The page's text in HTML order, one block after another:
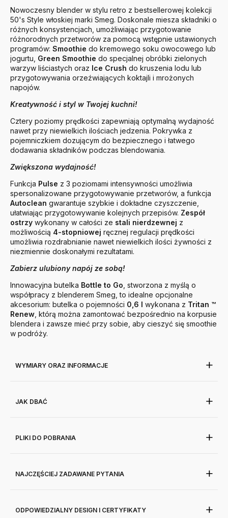
Nowoczesny blender w stylu retro z bestsellerowej kolekcji
50's Style włoskiej marki Smeg. Doskonale miesza składniki o
różnych konsystencjach, umożliwiając przygotowanie
różnorodnych przetworów za pomocą wstępnie ustawionych
programów: Smoothie do kremowego soku owocowego lub
jogurtu, Green Smoothie do specjalnej obróbki zielonych
warzyw liściastych oraz Ice Crush do kruszenia lodu lub
przygotowywania orzeźwiających koktajli i mrożonych
napojów.
Kreatywność i styl w Twojej kuchni!
Cztery poziomy prędkości zapewniają optymalną wydajność
nawet przy niewielkich ilościach jedzenia. Pokrywka z
pojemniczkiem dozującym do bezpiecznego i łatwego
dodawania składników podczas blendowania.
Zwiększona wydajność!
Funkcja Pulse z 3 poziomami intensywności umożliwia
spersonalizowane przygotowywanie przetworów, a funkcja
Autoclean gwarantuje szybkie i dokładne czyszczenie,
ułatwiając przygotowywanie kolejnych przepisów. Zespół
ostrzy wykonany w całości ze stali nierdzewnej z
możliwością 4-stopniowej ręcznej regulacji prędkości
umożliwia rozdrabnianie nawet niewielkich ilości żywności z
niezmiennie doskonałymi rezultatami.
Zabierz ulubiony napój ze sobą!
Innowacyjna butelka Bottle to Go , stworzona z myślą o
współpracy z blenderem Smeg, to idealne opcjonalne
akcesorium: butelka o pojemności 0,6 l wykonana z Tritan ™
Renew , którą można zamontować bezpośrednio na korpusie
blendera i zawsze mieć przy sobie, aby cieszyć się smoothie
w podróży.
WYMIARY ORAZ INFORMACJE
JAK DBAĆ
PLIKI DO POBRANIA
NAJCZĘŚCIEJ ZADAWANE PYTANIA
ODPOWIEDZIALNY DESIGN I CERTYFIKATY